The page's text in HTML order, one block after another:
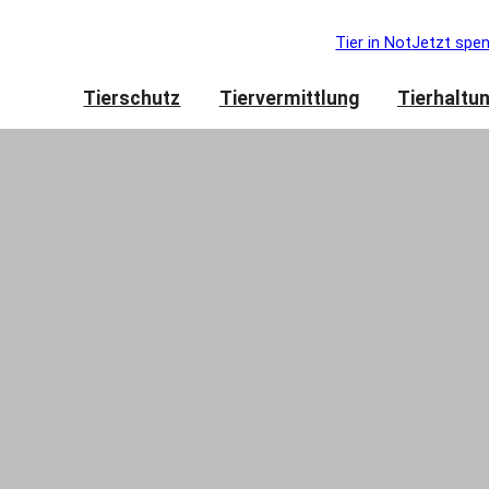
Tier in NotJetzt
Tierschutz Tiervermittlung